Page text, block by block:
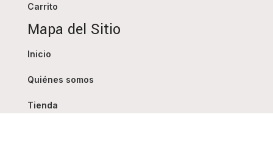
Carrito
Mapa del Sitio
Inicio
Quiénes somos
Tienda